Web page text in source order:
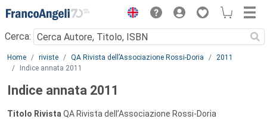
Menu
Cerca:
Main content
Home riviste QA Rivista dell’Associazione Rossi-Doria
2011
Indice annata 2011
Indice annata 2011
Titolo Rivista QA Rivista dell’Associazione Rossi-Doria